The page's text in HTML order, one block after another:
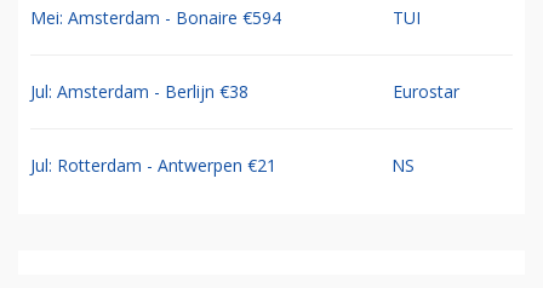
Mei: Amsterdam - Bonaire €594 TUI
Jul: Amsterdam - Berlijn €38 Eurostar
Jul: Rotterdam - Antwerpen €21 NS